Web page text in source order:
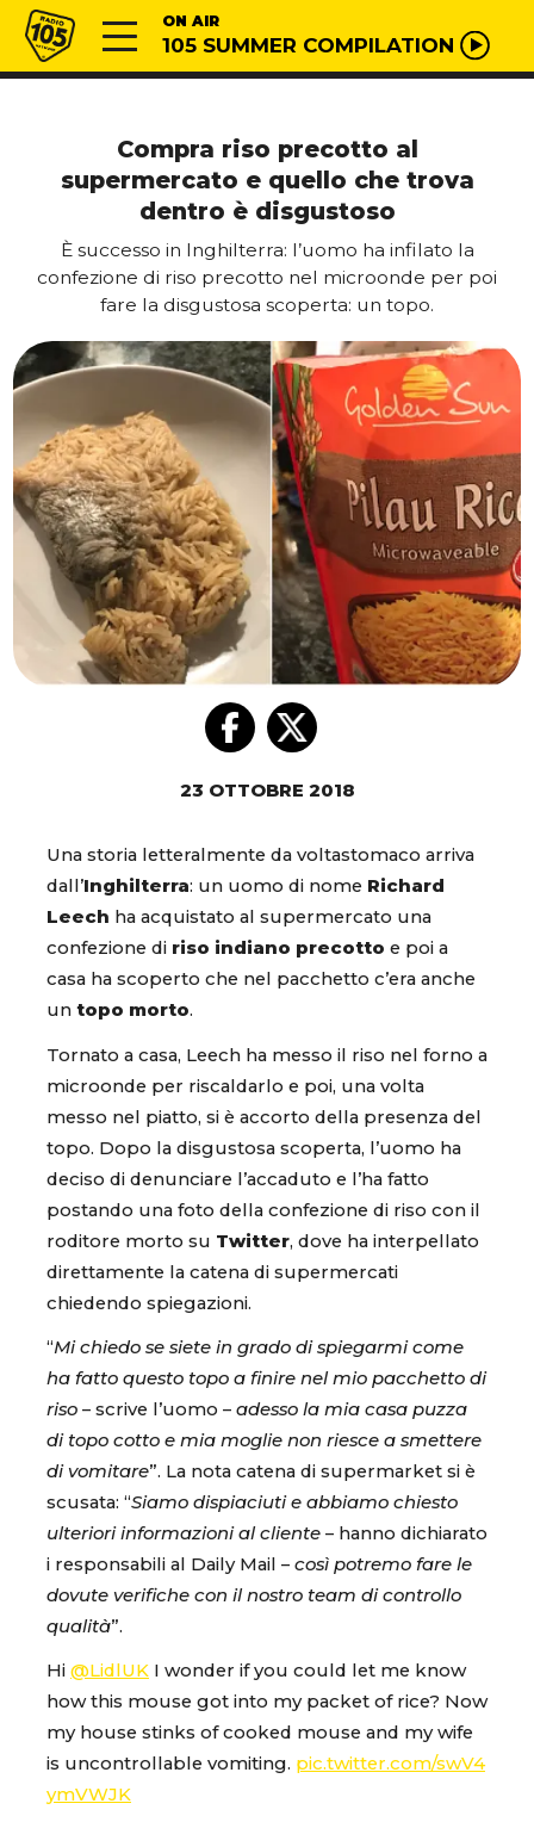
Vai al contenuto
Radio 105 ON AIR
105 SUMMER COMPILATION
Compra riso precotto al
supermercato e quello che trova
dentro è disgustoso
È successo in Inghilterra: l’uomo ha infilato la
confezione di riso precotto nel microonde per poi
fare la disgustosa scoperta: un topo.
23 OTTOBRE 2018
Una storia letteralmente da voltastomaco arriva
dall’Inghilterra: un uomo di nome Richard
Leech ha acquistato al supermercato una
confezione di riso indiano precotto e poi a
casa ha scoperto che nel pacchetto c’era anche
un topo morto.
Tornato a casa, Leech ha messo il riso nel forno a
microonde per riscaldarlo e poi, una volta
messo nel piatto, si è accorto della presenza del
topo. Dopo la disgustosa scoperta, l’uomo ha
deciso di denunciare l’accaduto e l’ha fatto
postando una foto della confezione di riso con il
roditore morto su Twitter, dove ha interpellato
direttamente la catena di supermercati
chiedendo spiegazioni.
“Mi chiedo se siete in grado di spiegarmi come
ha fatto questo topo a finire nel mio pacchetto di
riso – scrive l’uomo – adesso la mia casa puzza
di topo cotto e mia moglie non riesce a smettere
di vomitare”. La nota catena di supermarket si è
scusata: “Siamo dispiaciuti e abbiamo chiesto
ulteriori informazioni al cliente – hanno dichiarato
i responsabili al Daily Mail – così potremo fare le
dovute verifiche con il nostro team di controllo
qualità”.
Hi @LidlUK I wonder if you could let me know
how this mouse got into my packet of rice? Now
my house stinks of cooked mouse and my wife
is uncontrollable vomiting. pic.twitter.com/swV4
ymVWJK